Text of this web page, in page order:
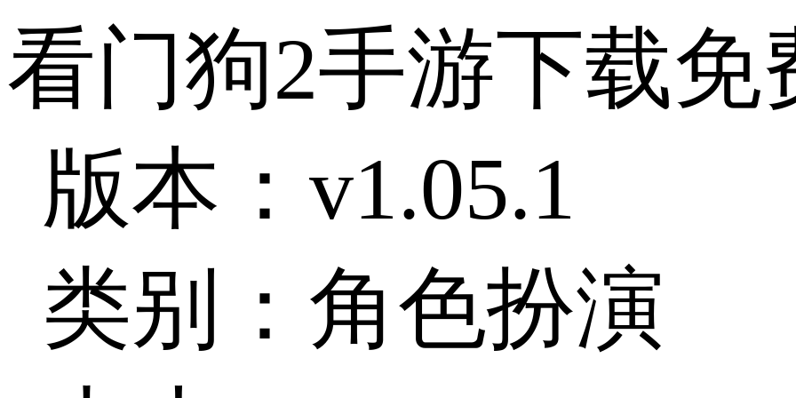
看门狗2手游下载免
版本：v1.05.1
类别：角色扮演